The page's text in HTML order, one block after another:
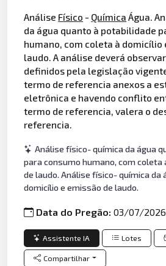
Análise Físico - Química Água.
da água quanto à potabilidade
humano, com coleta à domicílio
laudo. A análise deverá
definidos pela legislação
termo de referencia anexos a
eletrônica e havendo conflito
termo de referencia, valera o
referencia.
Análise físico- química da água
para consumo humano, com coleta
de laudo. Análise físico- química da
domicílio e emissão de laudo.
Data do Pregão:03/07/2026
Assistente IA Lotes
Compartilhar